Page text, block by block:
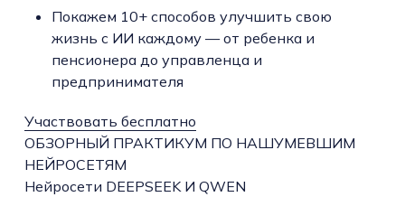
Покажем 10+ способов улучшить свою
жизнь с ИИ каждому — от ребенка и
пенсионера до управленца и
предпринимателя
Участвовать бесплатно
ОБЗОРНЫЙ ПРАКТИКУМ ПО НАШУМЕВШИМ
НЕЙРОСЕТЯМ
Нейросети DEEPSEEK И QWEN